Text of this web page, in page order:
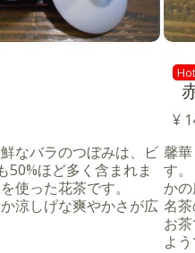
なバラのつぼみは、ビ
50%ほど多く含まれま
使った花茶です。
涼しげな爽やかさが広
Hot
¥
馨
す。
か
名
お
よう